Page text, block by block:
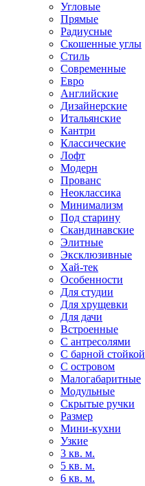
Угловые
Прямые
Радиусные
Скошенные углы
Стиль
Современные
Евро
Английские
Дизайнерские
Итальянские
Кантри
Классические
Лофт
Модерн
Прованс
Неоклассика
Минимализм
Под старину
Скандинавские
Элитные
Эксклюзивные
Хай-тек
Особенности
Для студии
Для хрущевки
Для дачи
Встроенные
С антресолями
С барной стойкой
С островом
Малогабаритные
Модульные
Скрытые ручки
Размер
Мини-кухни
Узкие
3 кв. м.
5 кв. м.
6 кв. м.